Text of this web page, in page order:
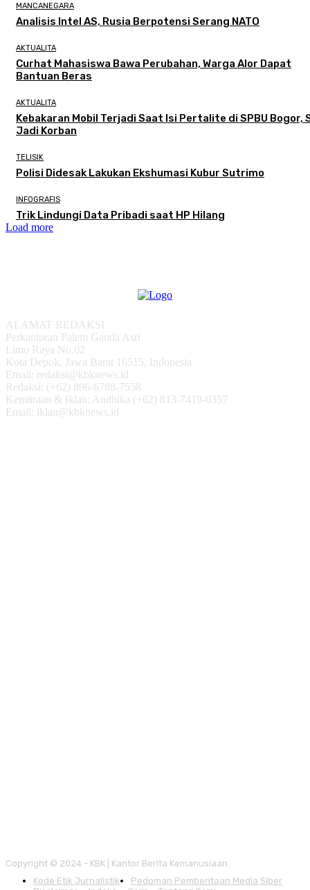
MANCANEGARA
Analisis Intel AS, Rusia Berpotensi Serang NATO
AKTUALITA
Curhat Mahasiswa Bawa Perubahan, Warga Alor Dapat
Bantuan Beras
AKTUALITA
Kebakaran Mobil Terjadi Saat Isi Pertalite di SPBU Bogor,
Jadi Korban
TELISIK
Polisi Didesak Lakukan Ekshumasi Kubur Sutrimo
INFOGRAFIS
Trik Lindungi Data Pribadi saat HP Hilang
Load more
ALAMAT REDAKSI
Perkantoran Palem Ganda Asri
Limo Raya No.02
Kota Depok, Jawa Barat 16515, Indonesia
Email: redaksi@kbknews.id
Redaksi: (+62) 896-6788-7558
Kemitraan & Iklan: Andhika (+62) 813-7419-0357
Email: iklan@kbknews.id
Copyright © 2024 - KBK | Kantor Berita Kemanusiaan
Kode Etik Jurnalistik
Pedoman Pemberitaan Media Siber